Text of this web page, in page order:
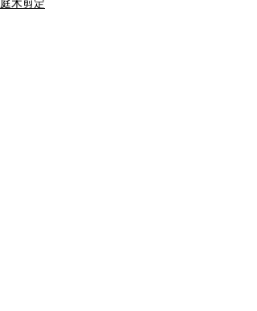
庭木剪定